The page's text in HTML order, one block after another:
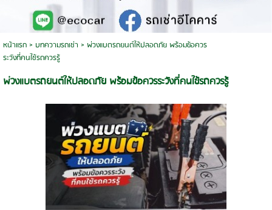
หน้าแรก> บทความรถเช่า > พ่วงแบตรถยนต์ให้ปลอดภัย พร้อมข้อควร
ระวังที่คนใช้รถควรรู้
พ่วงแบตรถยนต์ให้ปลอดภัย พร้อมข้อควรระวังที่คนใช้รถควรรู้